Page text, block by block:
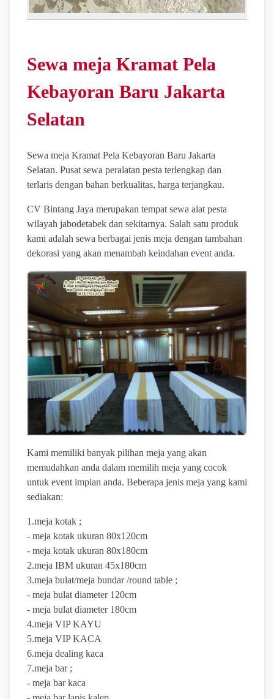
Sewa meja Kramat Pela
Kebayoran Baru Jakarta
Selatan
Sewa meja Kramat Pela Kebayoran Baru Jakarta
Selatan. Pusat sewa peralatan pesta terlengkap dan
terlaris dengan bahan berkualitas, harga terjangkau.
CV Bintang Jaya merupakan tempat sewa alat pesta
wilayah jabodetabek dan sekitarnya. Salah satu produk
kami adalah sewa berbagai jenis meja dengan tambahan
dekorasi yang akan menambah keindahan event anda.
Kami memiliki banyak pilihan meja yang akan
memudahkan anda dalam memilih meja yang cocok
untuk event impian anda. Beberapa jenis meja yang kami
sediakan:
1.meja kotak ;
- meja kotak ukuran 80x120cm
- meja kotak ukuran 80x180cm
2.meja IBM ukuran 45x180cm
3.meja bulat/meja bundar /round table ;
- meja bulat diameter 120cm
- meja bulat diameter 180cm
4.meja VIP KAYU
5.meja VIP KACA
6.meja dealing kaca
7.meja bar ;
- meja bar kaca